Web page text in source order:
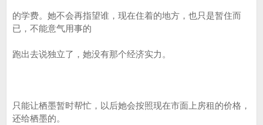
的学费。她不会再指望谁，现在住着的地方，也只是暂住而
已，不能意气用事的
跑出去说独立了，她没有那个经济实力。
只能让栖墨暂时帮忙，以后她会按照现在市面上房租的价格，
还给栖墨的。